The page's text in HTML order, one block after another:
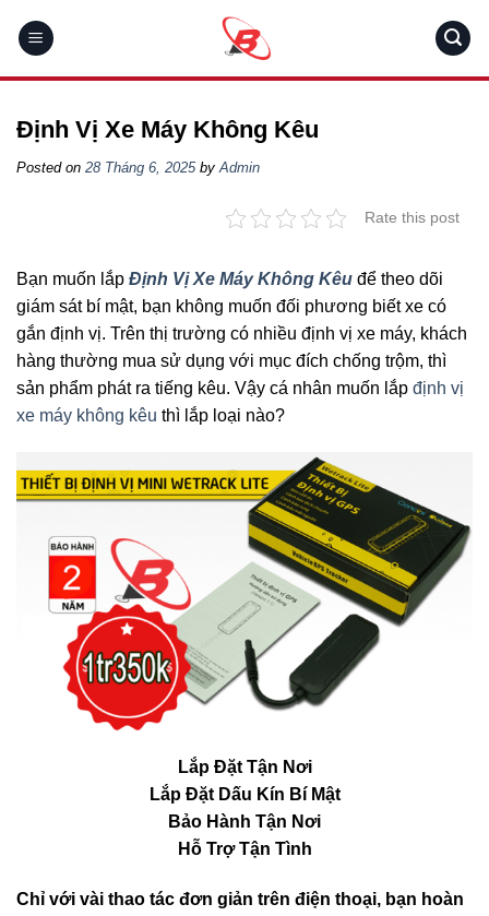
Định Vị Xe Máy Không Kêu
Posted on 28 Tháng 6, 2025byAdmin
Rate this post
Bạn muốn lắp Định Vị Xe Máy Không Kêu để theo dõi
giám sát bí mật, bạn không muốn đối phương biết xe có
gắn định vị. Trên thị trường có nhiều định vị xe máy, khách
hàng thường mua sử dụng với mục đích chống trộm, thì
sản phẩm phát ra tiếng kêu. Vậy cá nhân muốn lắp định vị
xe máy không kêu thì lắp loại nào?
Lắp Đặt Tận Nơi
Lắp Đặt Dấu Kín Bí Mật
Bảo Hành Tận Nơi
Hỗ Trợ Tận Tình
Chỉ với vài thao tác đơn giản trên điện thoại, bạn hoàn